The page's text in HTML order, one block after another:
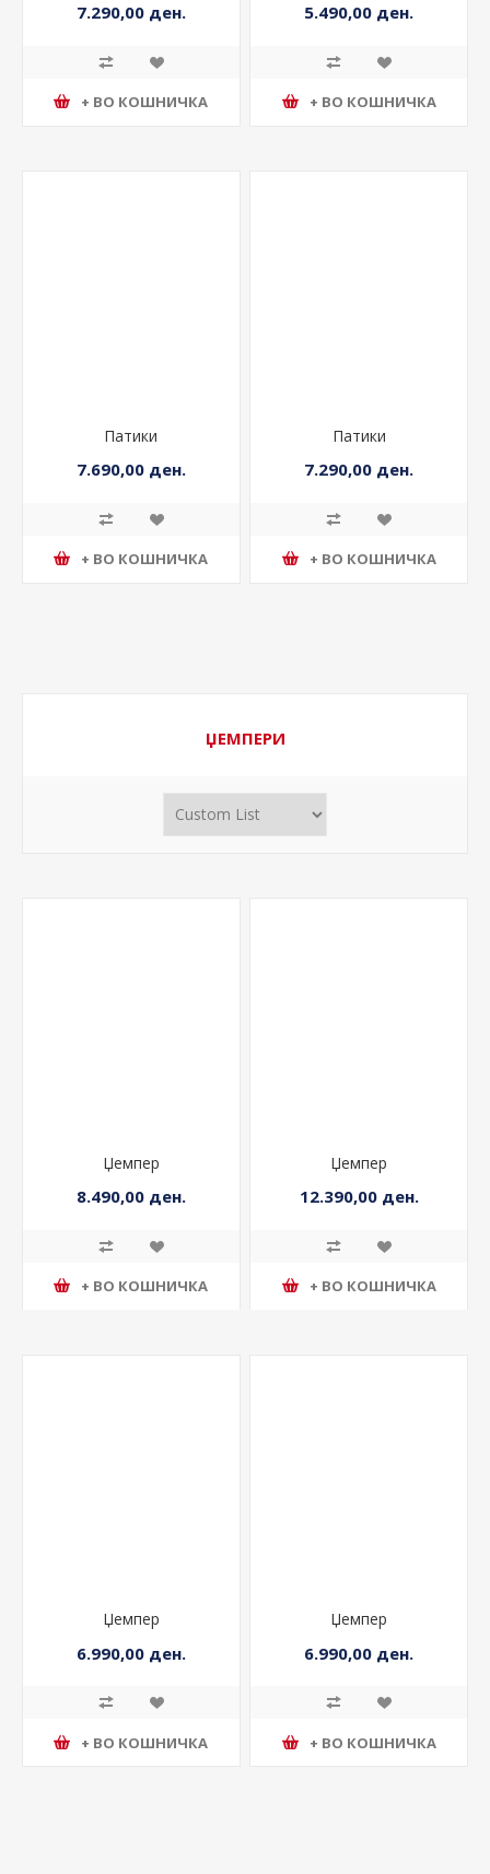
7.290,00 ден. 5.490,00 ден.
Патики
7.690,00 ден.
Патики
7.290,00 ден.
ЏЕМПЕРИ
Џемпер
8.490,00 ден.
+ ВО КОШНИЧКА
Џемпер
12.390,00 ден.
+ ВО КОШНИЧКА
Џемпер
6.990,00 ден.
+ ВО КОШНИЧКА
Џемпер
6.990,00 ден.
+ ВО КОШНИЧКА